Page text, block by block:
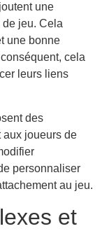
une
de jeu. Cela
une bonne
cela
leurs liens
des
aux joueurs de
personnaliser
au jeu.
et